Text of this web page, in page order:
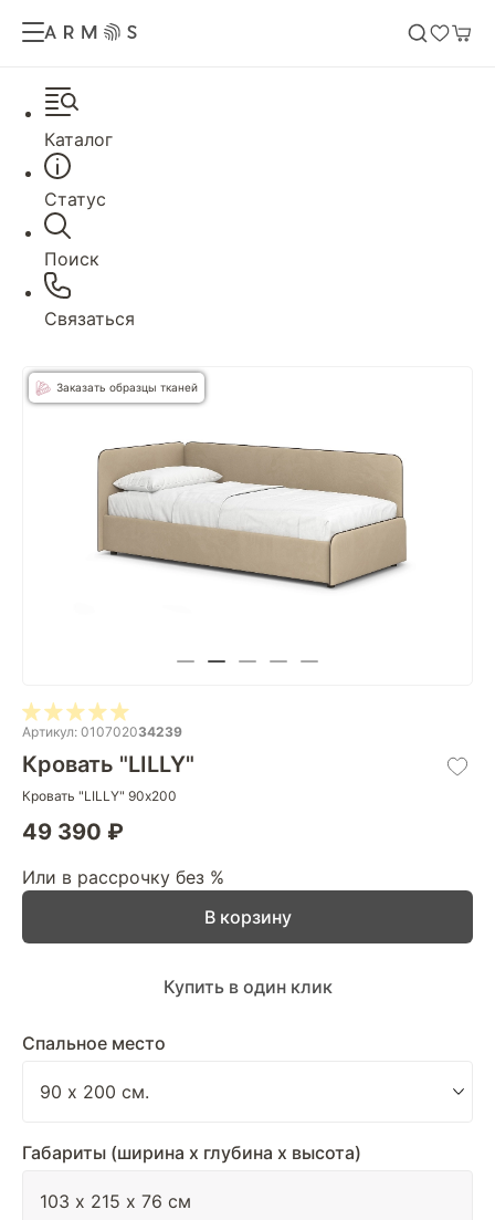
Каталог
Статус
Поиск
Связаться
Заказать образцы тканей
Артикул: 010702034239
Кровать "LILLY"
Кровать "LILLY" 90х200
49 390 ₽
Или в рассрочку без %
Спальное место
Габариты (ширина х глубина х высота)
В корзину
Купить в один клик